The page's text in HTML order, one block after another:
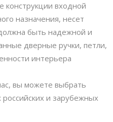
конструкции входной
назначения, несет
быть надежной и
дверные ручки, петли,
интерьера
вы можете выбрать
и зарубежных